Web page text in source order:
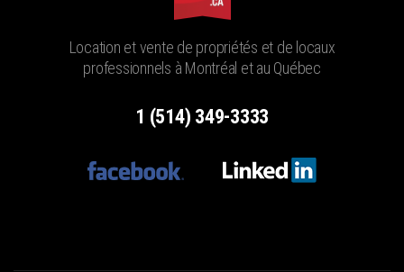
Location et vente de propriétés et de locaux
professionnels à Montréal et au Québec
1 (514) 349-3333